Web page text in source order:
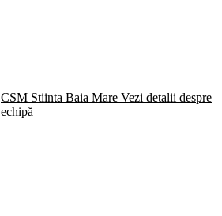
CSM Stiinta Baia Mare Vezi detalii despre
echipă